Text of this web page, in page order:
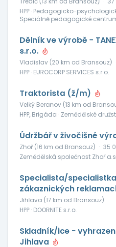
HPP · Pedagogicko-
Speciálně pedagogické
Dělník ve výrobě -
s.r.o.
Vladislav (20 km od Bransouz)
HPP · EUROCORP SERVICES s.r.o.
Traktorista (ž/m)
Velký Beranov (13 km od
HPP, Brigáda · Zemědělské
Údržbář v živočišné
Zhoř (16 km od Bransouz) · 35
Zemědělská společnost Zhoř
Specialista/
zákaznických
Jihlava (17 km od Bransouz)
HPP · DOORNITE s.r.o.
Skladník/ice -
Jihlava